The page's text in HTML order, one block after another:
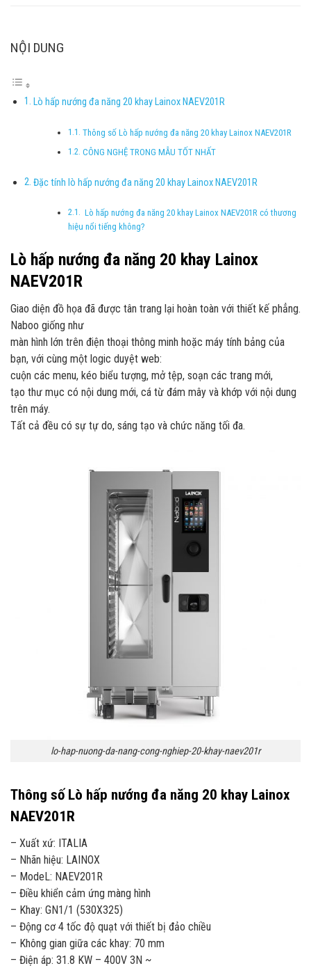
NỘI DUNG
Lò hấp nướng đa năng 20 khay Lainox NAEV201R
Thông số Lò hấp nướng đa năng 20 khay Lainox NAEV201R
CÔNG NGHỆ TRONG MẪU TỐT NHẤT
Đặc tính lò hấp nướng đa năng 20 khay Lainox NAEV201R
Lò hấp nướng đa năng 20 khay Lainox NAEV201R có thương
hiệu nổi tiếng không?
Lò hấp nướng đa năng 20 khay Lainox
NAEV201R
Giao diện đồ họa đã được tân trang lại hoàn toàn với thiết kế phẳng.
Naboo giống như
màn hình lớn trên điện thoại thông minh hoặc máy tính bảng của
bạn, với cùng một logic duyệt web:
cuộn các menu, kéo biểu tượng, mở tệp, soạn các trang mới,
tạo thư mục có nội dung mới, cá từ đám mây và khớp với nội dung
trên máy.
Tất cả đều có sự tự do, sáng tạo và chức năng tối đa.
lo-hap-nuong-da-nang-cong-nghiep-20-khay-naev201r
Thông số Lò hấp nướng đa năng 20 khay Lainox
NAEV201R
– Xuất xứ: ITALIA
– Nhãn hiệu: LAINOX
– ModeL: NAEV201R
– Điều khiển cảm ứng màng hình
– Khay: GN1/1 (530X325)
– Động cơ 4 tốc độ quạt với thiết bị đảo chiều
– Không gian giữa các khay: 70 mm
– Điện áp: 31.8 KW – 400V 3N ~